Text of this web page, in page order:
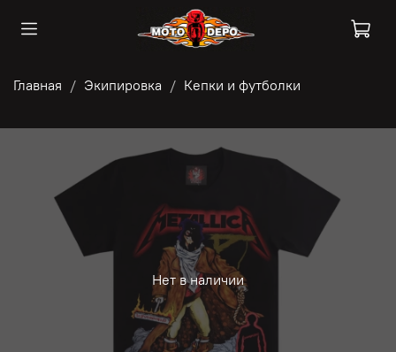
Главная Экипировка Кепки и футболки
Нет в наличии